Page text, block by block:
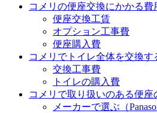
コメリの便座交換にかかる費
便座交換工賃
オプション工事費
便座購入費
コメリでトイレ全体を交換す
交換工事費
トイレの購入費
コメリで取り扱いのある便座
メーカーで選ぶ（